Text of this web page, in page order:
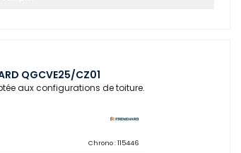
QGCVE25/CZ01
aux configurations de toiture.
Chrono :115446